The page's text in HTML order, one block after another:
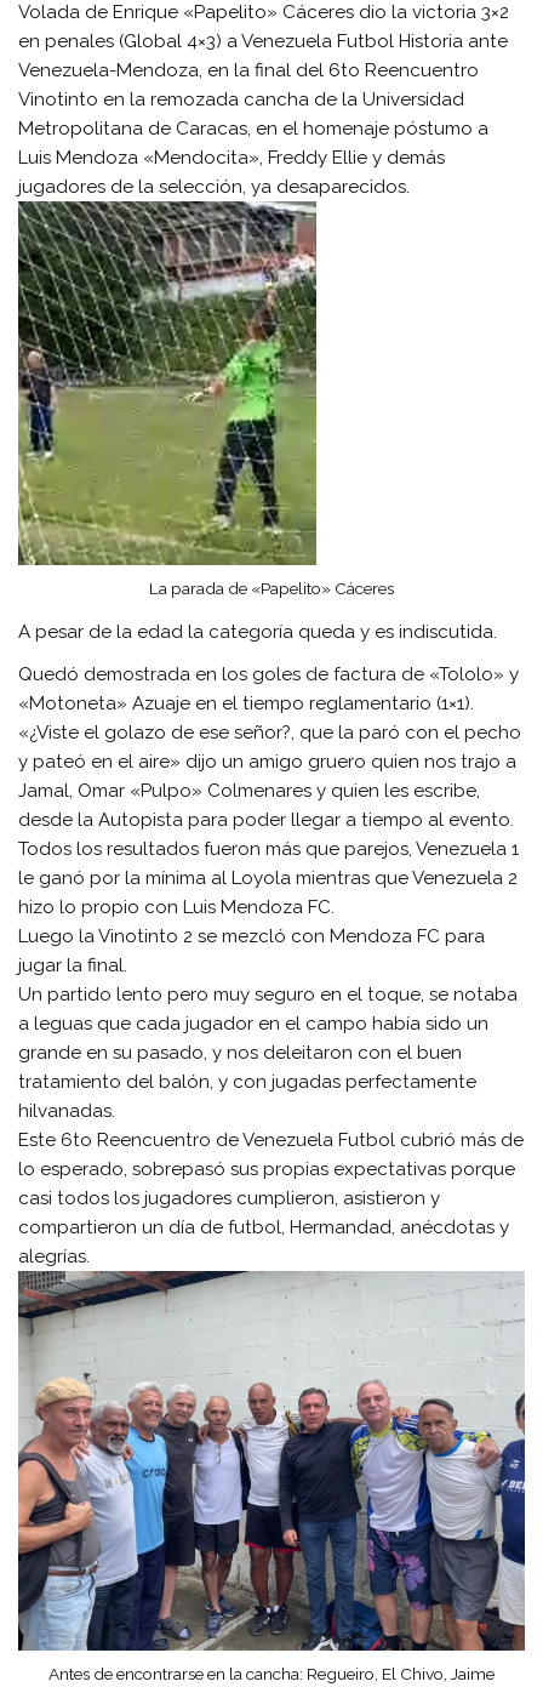
Volada de Enrique «Papelito» Cáceres dio la victoria 3×2
en penales (Global 4×3) a Venezuela Futbol Historia ante
Venezuela-Mendoza, en la final del 6to Reencuentro
Vinotinto en la remozada cancha de la Universidad
Metropolitana de Caracas, en el homenaje póstumo a
Luis Mendoza «Mendocita», Freddy Ellie y demás
jugadores de la selección, ya desaparecidos.
La parada de «Papelito» Cáceres
A pesar de la edad la categoría queda y es indiscutida.
Quedó demostrada en los goles de factura de «Tololo» y
«Motoneta» Azuaje en el tiempo reglamentario (1×1).
«¿Viste el golazo de ese señor?, que la paró con el pecho
y pateó en el aire» dijo un amigo gruero quien nos trajo a
Jamal, Omar «Pulpo» Colmenares y quien les escribe,
desde la Autopista para poder llegar a tiempo al evento.
Todos los resultados fueron más que parejos, Venezuela 1
le ganó por la mínima al Loyola mientras que Venezuela 2
hizo lo propio con Luis Mendoza FC.
Luego la Vinotinto 2 se mezcló con Mendoza FC para
jugar la final.
Un partido lento pero muy seguro en el toque, se notaba
a leguas que cada jugador en el campo había sido un
grande en su pasado, y nos deleitaron con el buen
tratamiento del balón, y con jugadas perfectamente
hilvanadas.
Este 6to Reencuentro de Venezuela Futbol cubrió más de
lo esperado, sobrepasó sus propias expectativas porque
casi todos los jugadores cumplieron, asistieron y
compartieron un día de futbol, Hermandad, anécdotas y
alegrías.
Antes de encontrarse en la cancha: Regueiro, El Chivo, Jaime